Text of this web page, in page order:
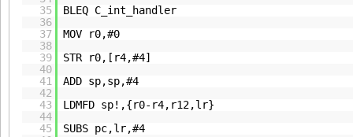
35
BLEQ C_int_handler
36
37
MOV r0,#0
38
39
STR r0,[r4,#4]
40
41
ADD sp,sp,#4
42
43
LDMFD sp!,{r0-r4,r12,lr}
44
45
SUBS pc,lr,#4